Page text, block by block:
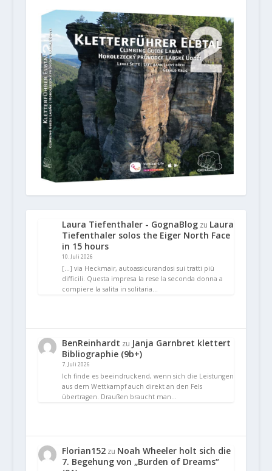
Laura Tiefenthaler - GognaBlogzu Laura
Tiefenthaler solos the Eiger North Face
in 15 hours
10. Juli 2026
[…] via Heckmair, autoassicurandosi sui tratti più
difficili. Questa impresa la rese la seconda donna a
compiere la salita in solitaria…
BenReinhardt zu Janja Garnbret klettert
Bibliographie (9b+)
7. Juli 2026
Ich finde es beeindruckend, wenn sich die Leistungen
aus dem Wettkampf auch direkt an den Fels
übertragen. Draußen braucht man…
Florian152zu Noah Wheeler holt sich die
7. Begehung von „Burden of Dreams“